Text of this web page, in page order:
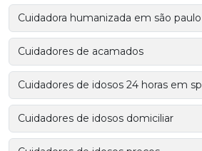
Cuidadora humanizada em são paulo
Cuidadores de acamados
Cuidadores de idosos 24 horas em sp
Cuidadores de idosos domiciliar